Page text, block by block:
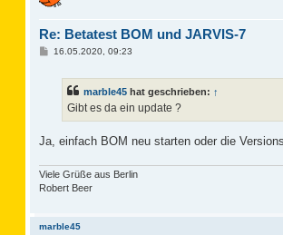
Re: Betatest BOM und JARVIS-7
B16.05.2020, 09:23
marble45 hat geschrieben: ↑
Gibt es da ein update ?
Ja, einfach BOM neu starten oder die
Viele Grüße aus Berlin
Robert Beer
marble45